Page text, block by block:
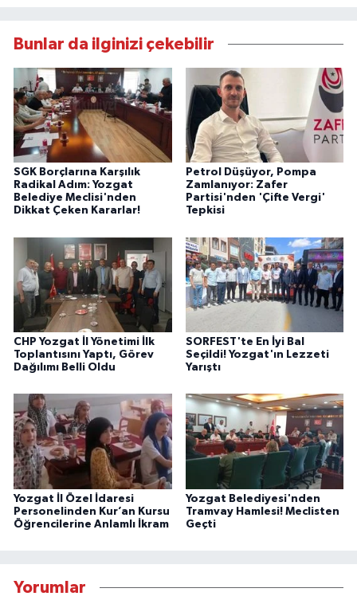
Bunlar da ilginizi çekebilir
SGK Borçlarına Karşılık
Radikal Adım: Yozgat
Belediye Meclisi'nden
Dikkat Çeken Kararlar!
Petrol Düşüyor, Pompa
Zamlanıyor: Zafer
Partisi'nden 'Çifte Vergi'
Tepkisi
CHP Yozgat İl Yönetimi İlk
Toplantısını Yaptı, Görev
Dağılımı Belli Oldu
SORFEST'te En İyi Bal
Seçildi! Yozgat'ın Lezzeti
Yarıştı
Yozgat İl Özel İdaresi
Personelinden Kur’an Kursu
Öğrencilerine Anlamlı İkram
Yozgat Belediyesi'nden
Tramvay Hamlesi! Meclisten
Geçti
Yorumlar